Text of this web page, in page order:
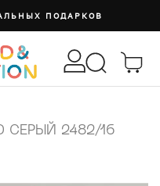
ПОДАРКОВ
СЕРЫЙ 2482/16